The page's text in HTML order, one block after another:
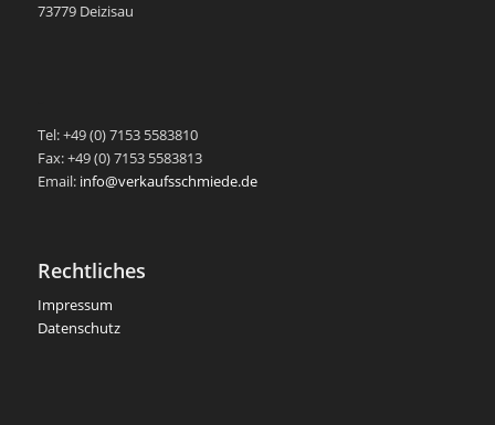
73779 Deizisau
Tel: +49 (0) 7153 5583810
Fax: +49 (0) 7153 5583813
Email: info@verkaufsschmiede.de
Rechtliches
Impressum
Datenschutz